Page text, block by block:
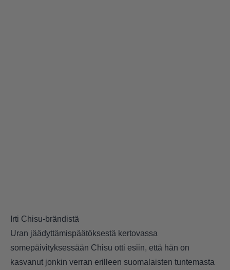
Irti Chisu-brändistä
Uran jäädyttämispäätöksestä kertovassa
somepäivityksessään Chisu otti esiin, että hän on
kasvanut jonkin verran erilleen suomalaisten tuntemasta